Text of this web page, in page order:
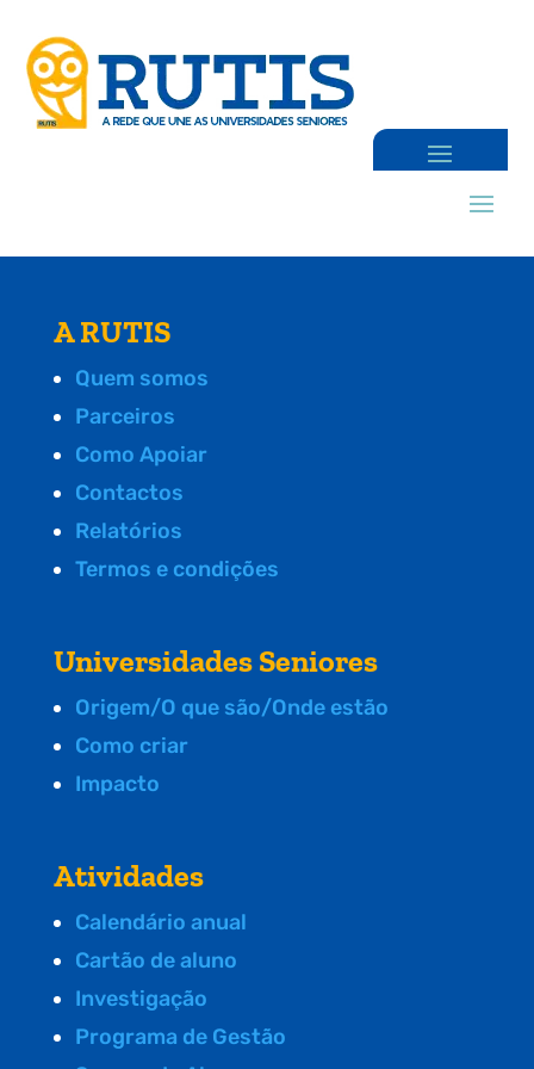
A RUTIS
Quem somos
Parceiros
Como Apoiar
Contactos
Relatórios
Termos e condições
Universidades Seniores
Origem/O que são/Onde estão
Como criar
Impacto
Atividades
Calendário anual
Cartão de aluno
Investigação
Programa de Gestão